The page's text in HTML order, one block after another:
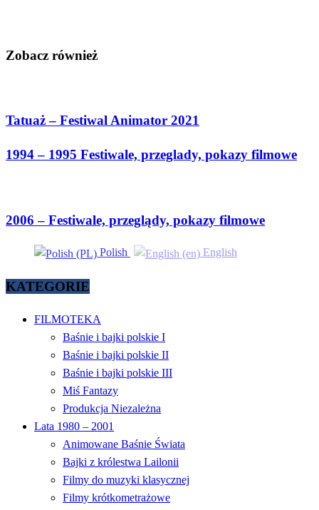
Zobacz również
Tatuaż – Festiwal Animator 2021
1994 – 1995 Festiwale, przeglady, pokazy filmowe
2006 – Festiwale, przeglądy, pokazy filmowe
Polish English
KATEGORIE
FILMOTEKA
Baśnie i bajki polskie I
Baśnie i bajki polskie II
Baśnie i bajki polskie III
Miś Fantazy
Produkcja Niezależna
Lata 1980 – 2001
Animowane Baśnie Świata
Bajki z królestwa Lailonii
Filmy do muzyki klasycznej
Filmy krótkometrażowe